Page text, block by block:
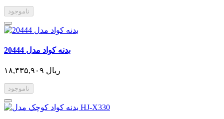
ناموجود
بدنه کواد مدل 20444
۱۸,۴۳۵,۹۰۹ ریال
ناموجود